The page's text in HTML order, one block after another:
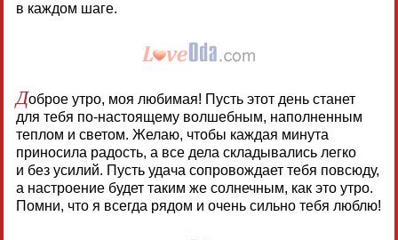
в каждом шаге.
Доброе утро, моя любимая! Пусть этот день станет
для тебя по-настоящему волшебным, наполненным
теплом и светом. Желаю, чтобы каждая минута
приносила радость, а все дела складывались легко
и без усилий. Пусть удача сопровождает тебя повсюду,
а настроение будет таким же солнечным, как это утро.
Помни, что я всегда рядом и очень сильно тебя люблю!